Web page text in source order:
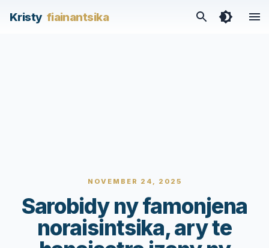
Kristy fiainantsika
NOVEMBER 24, 2025
Sarobidy ny famonjena
noraisintsika, ary te